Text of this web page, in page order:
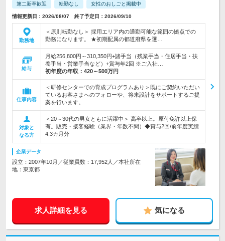
第二新卒歓迎 転勤なし 女性のおしごと掲載中
情報更新日：2026/08/07 終了予定日：2026/09/10
勤務地
＜原則転勤なし＞ 採用エリア内の通勤可能な範囲の拠点での
勤務になります。 ★初期配属の都道府県を選…
給与
月給256,800円～310,350円+諸手当（残業手当・住居手当・扶
養手当・営業手当など）+賞与年2回 ※ご入社…
初年度の年収： 420～500万円
仕事内容
＜研修センターでの育成プログラムあり＞既にご契約いただい
ているお客さまへのフォローや、将来設計をサポートするご提
案を行います。
対象と
なる方
＜20～30代の男女ともに活躍中＞ 高卒以上。原付免許以上保
有。販売・接客経験（業界・年数不問）◆賞与2回/前年度実績
4.3カ月分
企業データ
設立：2007年10月／従業員数：17,952人／本社所在
地：東京都
求人詳細を見る 気になる